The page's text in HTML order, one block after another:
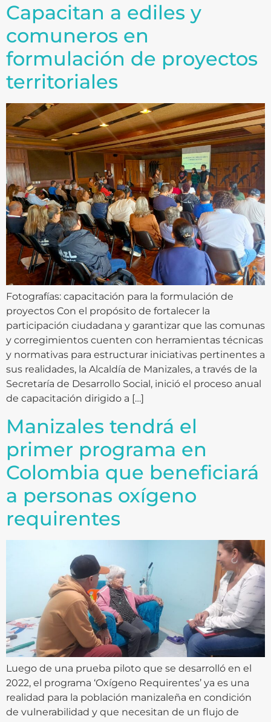
Capacitan a ediles y
comuneros en
formulación de proyectos
territoriales
Fotografías: capacitación para la formulación de
proyectos Con el propósito de fortalecer la
participación ciudadana y garantizar que las comunas
y corregimientos cuenten con herramientas técnicas
y normativas para estructurar iniciativas pertinentes a
sus realidades, la Alcaldía de Manizales, a través de la
Secretaría de Desarrollo Social, inició el proceso anual
de capacitación dirigido a […]
Manizales tendrá el
primer programa en
Colombia que beneficiará
a personas oxígeno
requirentes
Luego de una prueba piloto que se desarrolló en el
2022, el programa ‘Oxígeno Requirentes’ ya es una
realidad para la población manizaleña en condición
de vulnerabilidad y que necesitan de un flujo de